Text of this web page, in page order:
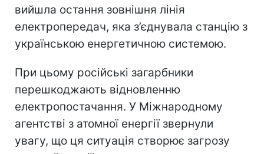
вийшла остання зовнішня лінія
електропередач, яка з’єднувала станцію з
українською енергетичною системою.
При цьому російські загарбники
перешкоджають відновленню
електропостачання. У Міжнародному
агентстві з атомної енергії звернули
увагу, що ця ситуація створює загрозу